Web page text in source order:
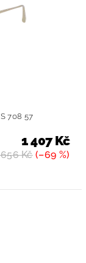
708 57
Kč(–69 %)
1 407 Kč